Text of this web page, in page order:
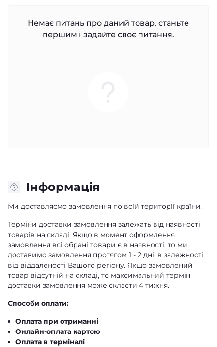
Немає питань про даний товар, станьте
першим і задайте своє питання.
Iнформація
Ми доставляємо замовлення по всій території країни.
Терміни доставки замовлення залежать від наявності
товарів на складі. Якщо в момент оформлення
замовлення всі обрані товари є в наявності, то ми
доставимо замовлення протягом 1 - 2 дні, в залежності
від віддаленості Вашого регіону. Якщо замовлений
товар відсутній на складі, то максимальний термін
доставки замовлення може скласти 4 тижня.
Способи оплати:
Оплата при отриманні
Онлайн-оплата картою
Оплата в терміналі